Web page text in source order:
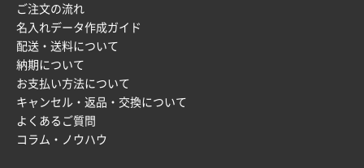
富山県O社様
uni ジェットストリーム 07
2025年12月09日 14:04
安い、早い
埼玉県G社様
ラミネート紙袋 規格L4サイズ(B4対応)
2025年12月04日 17:34
ご注文の流れ
名入れデータ作成ガイド
配送・送料について
納期について
お支払い方法について
キャンセル・返品・交換について
よくあるご質問
コラム・ノウハウ